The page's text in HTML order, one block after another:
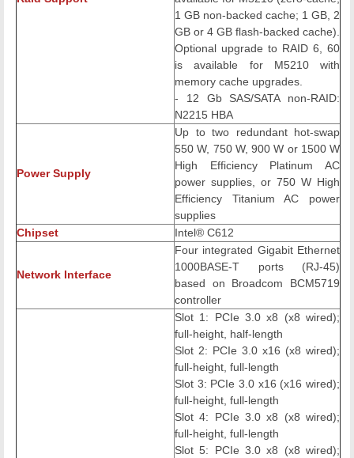
1 GB non-backed cache; 1 GB, 2
GB or 4 GB flash-backed cache).
Optional upgrade to RAID 6, 60
is available for M5210 with
memory cache upgrades.
- 12 Gb SAS/SATA non-RAID:
N2215 HBA
Power Supply
Up to two redundant hot-swap
550 W, 750 W, 900 W or 1500 W
High Efficiency Platinum AC
power supplies, or 750 W High
Efficiency Titanium AC power
supplies
Chipset
Intel® C612
Network Interface
Four integrated Gigabit Ethernet
1000BASE-T ports (RJ-45)
based on Broadcom BCM5719
controller
Slot 1: PCIe 3.0 x8 (x8 wired);
full-height, half-length
Slot 2: PCIe 3.0 x16 (x8 wired);
full-height, full-length
Slot 3: PCIe 3.0 x16 (x16 wired);
full-height, full-length
Slot 4: PCIe 3.0 x8 (x8 wired);
full-height, full-length
Slot 5: PCIe 3.0 x8 (x8 wired);